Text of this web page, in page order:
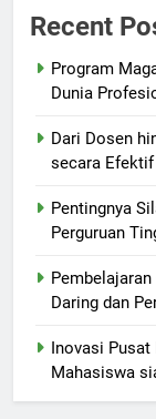
Recent
Program
Dunia
Dari Dosen
secara Efektif
Pentingnya
Perguruan
Daring dan
Inovasi
Mahasiswa